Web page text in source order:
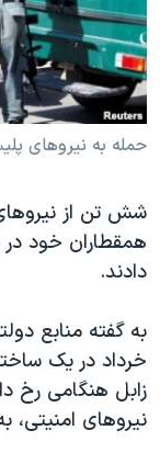
فرهنگ و زندگی
حقوق شهروندی
اقتصادی
علم و فناوری
گالری عکس
آرشیو پخش زنده
مستندها
انتخابات ریاست
حمله جمهوری
رمز مهسا
اعتراضات زن،
مجموعه
دادگاه حمید نوری
چهل سال
قانون شفافیت
دنبال کنید
حمله به نیروهای
شش تن از
همقطاران خود
دادند.
به گفته منابع
خرداد در یک
زابل هنگامی رخ
نیروهای امنیتی،